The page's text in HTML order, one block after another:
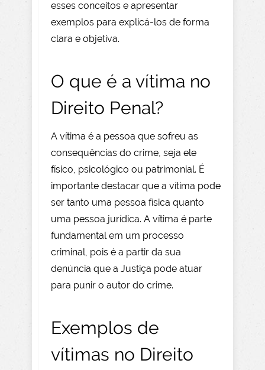
esses conceitos e apresentar
exemplos para explicá-los de forma
clara e objetiva.
O que é a vítima no
Direito Penal?
A vítima é a pessoa que sofreu as
consequências do crime, seja ele
físico, psicológico ou patrimonial. É
importante destacar que a vítima pode
ser tanto uma pessoa física quanto
uma pessoa jurídica. A vítima é parte
fundamental em um processo
criminal, pois é a partir da sua
denúncia que a Justiça pode atuar
para punir o autor do crime.
Exemplos de
vítimas no Direito